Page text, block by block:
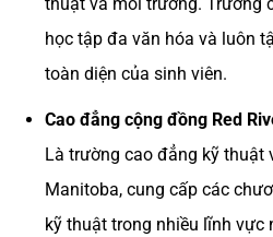
thuật và môi trường. Trường
học tập đa văn hóa và luôn
toàn diện của sinh viên.
Cao đẳng cộng đồng Red
Là trường cao đẳng kỹ thuật
Manitoba, cung cấp các
kỹ thuật trong nhiều lĩnh vực